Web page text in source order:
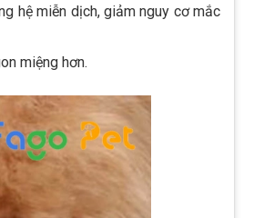
hệ miễn dịch, giảm nguy cơ mắc
miệng hơn.